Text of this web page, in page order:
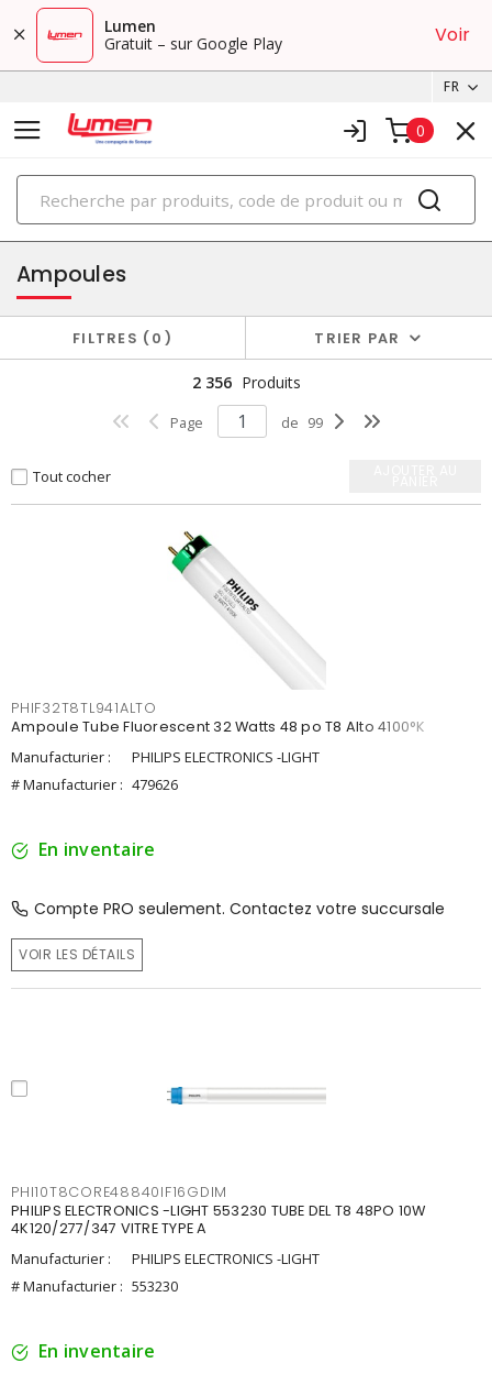
Lumen
Gratuit – sur Google Play
Voir
FR
0
PRODUITS
éclairage
Ampoules
FILTRES 0 TRIER PAR
2 356 Produits
Page de 99
Tout cocher
PHIF32T8TL941ALTO
Ampoule Tube Fluorescent 32 Watts 48 po T8 Alto 4100°K
Manufacturier :
PHILIPS ELECTRONICS -LIGHT
# Manufacturier : 479626
En inventaire
Compte PRO seulement. Contactez votre succursale
VOIR LES DÉTAILS
PHI10T8CORE48840IF16GDIM
PHILIPS ELECTRONICS -LIGHT 553230 TUBE DEL T8 48PO 10W
4K120/277/347 VITRE TYPE A
Manufacturier :
PHILIPS ELECTRONICS -LIGHT
# Manufacturier : 553230
En inventaire